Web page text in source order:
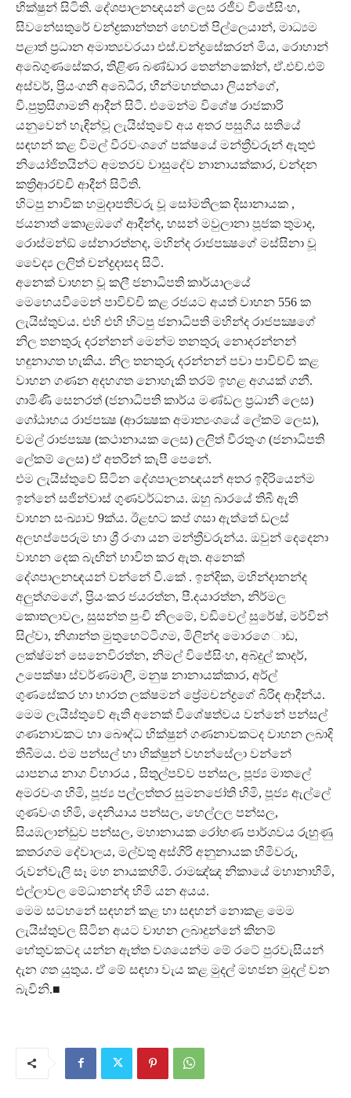
භික්ෂුන් සිටිති. දේශපාලනඥයන් ලෙස රජීව විජේසිංහ,
සිවනේසතුරේ චන්ද්‍රකාන්තන් හෙවත් පිල්ලෙයාන්, මාධ්‍යම
පළාත් ප්‍රධාන අමාත්‍යවරයා එස්.චන්ද්‍රසේකරන් මිය, රොහාන්
අබේගුණසේකර, තිළිණ බණ්ඩාර තෙන්නකෝන්, ඒ.එච්.එම්
අස්වර්, ප්‍රියංගනී අබේධීර, හීන්මහත්තයා ලියන්ගේ,
වී.පුත්‍රසිගාමනි ආදීන් සිටී. එමෙන්ම විශේෂ රාජකාරි
යනුවෙන් හැඳින්වූ ලැයිස්තුවේ අය අතර පසුගිය සතියේ
සඳහන් කළ විමල් වීරවංශගේ පක්ෂයේ මන්ත්‍රීවරුන් ඇතුළු
නියෝජිතයින්ට අමතරව වාසුදේව නානායක්කාර, චන්දන
කත්‍රිආරච්චි ආදීන් සිටිති.
හිටපු නාවික හමුදාපතිවරු වූ සෝමතිලක දිසානායක ,
ජයනාත් කොළඹගේ ආදීන්ද, හසන් මවුලානා පූජක තුමාද,
රොස්මන්ඞ් සේනාරත්නද, මහින්ද රාජපක්‍ෂගේ මස්සිනා වූ
වෛද්‍ය ලලිත් චන්ද්‍රදාසද සිටී.
අනෙක් වාහන වූ කලී ජනාධිපති කාර්යාලයේ
මෙහෙයවීමෙන් පාවිච්චි කළ රජයට අයත් වාහන 556 ක
ලැයිස්තුවය. එහි එහි හිටපු ජනාධිපති මහින්ද රාජපක්‍ෂගේ
නිල තනතුරු දරන්නන් මෙන්ම තනතුරු නොදරන්නන්
හඳුනාගත හැකිය. නිල තනතුරු දරන්නන් පවා පාවිච්චි කළ
වාහන ගණන අදහගත නොහැකි තරම් ඉහළ අගයක් ගනී.
ගාමිණි සෙනරත් (ජනාධිපති කාර්ය මණ්ඩල ප්‍රධානී ලෙස)
ගෝඨාභය රාජපක්‍ෂ (ආරක්‍ෂක අමාත්‍යංශයේ ලේකම් ලෙස),
චමල් රාජපක්‍ෂ (කථානායක ලෙස) ලලිත් වීරතුංග (ජනාධිපති
ලේකම් ලෙස) ඒ අතරින් කැපී පෙනේ.
එම ලැයිස්තුවේ සිටින දේශපාලනඥයන් අතර ඉදිරියෙන්ම
ඉන්නේ සජින්වාස් ගුණවර්ධනය. ඔහු බාරයේ තිබී ඇති
වාහන සංඛ්‍යාව 9ක්ය. ඊළඟට කප් ගසා ඇත්තේ ඩලස්
අලහප්පෙරුම හා ශ්‍රී රංගා යන මන්ත්‍රීවරුන්ය. ඔවුන් දෙදෙනා
වාහන දෙක බැඟින් භාවිත කර ඇත. අනෙක්
දේශපාලනඥයන් වන්නේ වී.කේ . ඉන්දික, මහින්දානන්ද
අලුත්ගමගේ, ප්‍රියංකර ජයරත්න, පී.දයාරත්න, නිර්මල
කොතලාවල, සුසන්ත පුංචි නිලමේ, වඩිවෙල් සුරේෂ්, මර්වින්
සිල්වා, නිශාන්ත මුතුහෙට්ටිගම, මිලින්ද මොරගෙ ාඩ,
ලක්ෂ්මන් සෙනෙවිරත්න, නිමල් විජේසිංහ, අබ්දුල් කාදර්,
උපෙක්ෂා ස්වර්ණමාලි, මනුෂ නානායක්කාර, අර්ල්
ගුණසේකර හා භාරත ලක්ෂමන් ප්‍රේමචන්ද්‍රගේ බිරිඳ ආදීන්ය.
මෙම ලැයිස්තුවේ ඇති අනෙක් විශේෂත්වය වන්නේ පන්සල්
ගණනාවකට හා බෞද්ධ භික්ෂුන් ගණනාවකටද වාහන ලබාදි
තිබීමය. එම පන්සල් හා භික්ෂුන් වහන්සේලා වන්නේ
යාපනය නාග විහාරය , සිතුල්පව්ව පන්සල, පූජ්‍ය මාතලේ
අමරවංශ හිමි, පූජ්‍ය පල්ලත්තර සුමනජෝති හිමි, පූජ්‍ය ඇල්ලේ
ගුණවංශ හිමි, දෙනියාය පන්සල, හෙල්ලල පන්සල,
සියඹලාන්ඩුව පන්සල, මහානායක රෝහණ පාර්ශවය රුහුණු
කතරගම දේවාලය, මල්වතු අස්ගිරි අනුනායක හිමිවරු,
රුවන්වැලි සෑ මහ නායකහිමි. රාමඤ්ඤ නිකායේ මහානාහිමි,
එල්ලාවල මේධානන්ද හිමි යන අයය.
මෙම සටහනේ සඳහන් කළ හා සඳහන් නොකළ මෙම
ලැයිස්තුවල සිටින අයට වාහන ලබාදුන්නේ කිනම්
හේතුවකටද යන්න ඇත්ත වශයෙන්ම මේ රටේ පුරවැසියන්
දැන ගත යුතුය. ඒ මේ සඳහා වැය කළ මුදල් මහජන මුදල් වන
බැවිනි.■